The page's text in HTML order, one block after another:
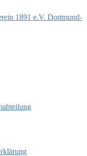
1891 e.V. Dortmund-